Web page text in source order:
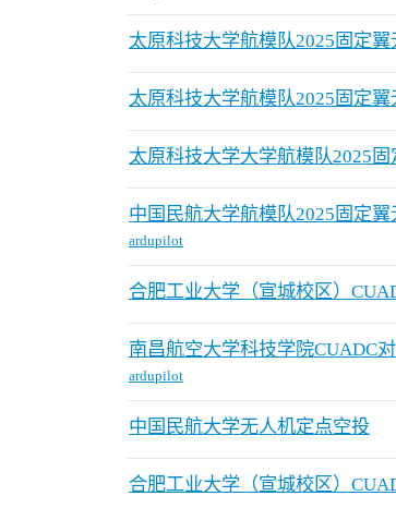
太原科技大学航模队2025固定
太原科技大学航模队2025固定
太原科技大学大学航模队2025
中国民航大学航模队2025固定
ardupilot
合肥工业大学（宣城校区）
南昌航空大学科技学院CUADC
ardupilot
中国民航大学无人机定点空投
合肥工业大学（宣城校区）